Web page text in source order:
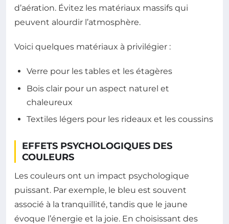
d’aération. Évitez les matériaux massifs qui
peuvent alourdir l’atmosphère.
Voici quelques matériaux à privilégier :
Verre pour les tables et les étagères
Bois clair pour un aspect naturel et
chaleureux
Textiles légers pour les rideaux et les coussins
EFFETS PSYCHOLOGIQUES DES
COULEURS
Les couleurs ont un impact psychologique
puissant. Par exemple, le bleu est souvent
associé à la tranquillité, tandis que le jaune
évoque l’énergie et la joie. En choisissant des